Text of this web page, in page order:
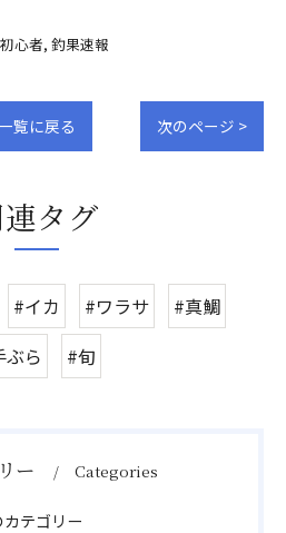
初心者 釣果速報
覧に戻る 次のページ >
タグ
#イカ #ワラサ
#真鯛
ぶら
#旬
ー Categories
テゴリー